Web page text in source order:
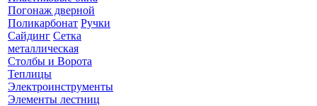
Погонаж дверной
Поликарбонат Ручки
Сайдинг Сетка
металлическая
Столбы и Ворота
Теплицы
Электроинструменты
Элементы лестниц